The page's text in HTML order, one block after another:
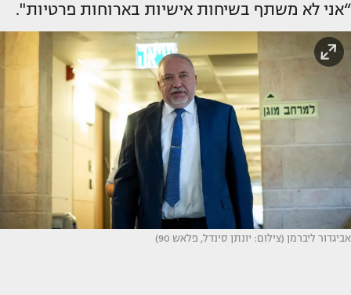
“אני לא משתף בשיחות אישיות בארוחות פרטיות".
אביגדור ליברמן (צילום: יונתן סינדל, פלאש 90)